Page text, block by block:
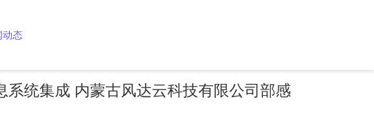
动态
统集成 内蒙古风达云科技有限公司部感